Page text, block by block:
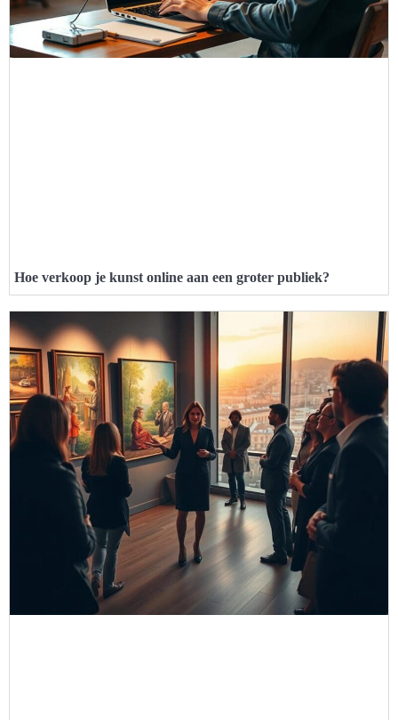
Hoe verkoop je kunst online aan een groter publiek?